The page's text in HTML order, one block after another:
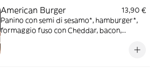
American Burger
13,90 €
Panino con semi di sesamo*, hamburger*,
formaggio fuso con Cheddar, bacon,
Ketchup, servito con patate* Fries e salsa